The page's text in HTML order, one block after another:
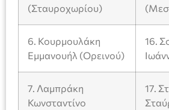
(Σταυροχωρίου)
6. Κουρμουλάκη
Εμμανουήλ (Ορεινού)
16.
7. Λαμπράκη
Κωνσταντίνο
17.